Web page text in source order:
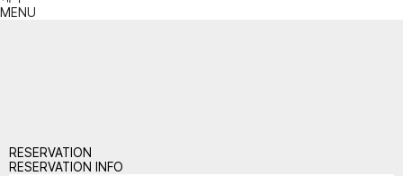
MENU
RESERVATION
RESERVATION INFO